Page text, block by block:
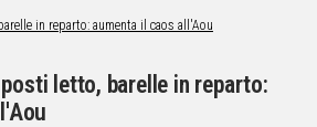
letto, barelle in reparto: